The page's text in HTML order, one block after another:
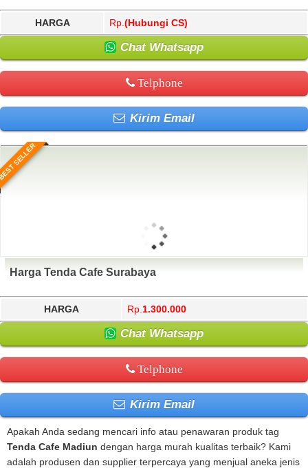
HARGA Rp. (Hubungi CS)
Chat Whatsapp
Telphone
Kirim Email
SELLER
Harga Tenda Cafe Surabaya
HARGA Rp. 1.300.000
Chat Whatsapp
Telphone
Kirim Email
Apakah Anda sedang mencari info atau penawaran produk tag
Tenda Cafe Madiun dengan harga murah kualitas terbaik? Kami
adalah produsen dan supplier terpercaya yang menjual aneka jenis